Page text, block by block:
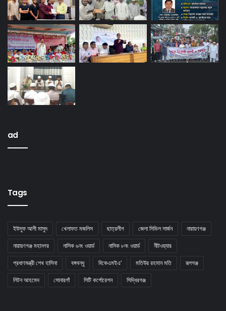
ad
Tags
ইউসুফ আলী মাসুদ খেলাফত মজলিস ছাত্রলীগ জেলা সিভিল সার্জন নারায়ণগঞ্জ
নারায়ণগঞ্জ মহানগর নাসিক ৬নং ওয়ার্ড নাসিক ৮নং ওয়ার্ড নীটওয়্যার
প্রধাণমন্ত্রী শেখ হাসিনা বঙ্গবন্ধু বিকেএমইএ’ মতিউর রহমান মতি রূপগঞ্জ
লিটন আহমেদ সােনারগাঁ সিটি কর্পোরেশন সিদ্ধিরগঞ্জ